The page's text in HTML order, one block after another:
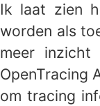
Ik laat zien
worden als
meer
OpenTracing
om tracing